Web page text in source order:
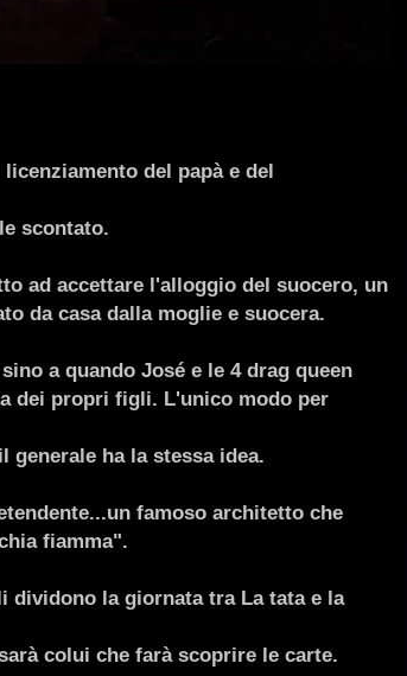
del papà e del
scontato.
ad accettare l'alloggio del suocero, un
da casa dalla moglie e suocera.
a quando José e le 4 drag queen
dei propri figli. L'unico modo per
ha la stessa idea.
famoso architetto che
fiamma".
dividono la giornata tra La tata e la
colui che farà scoprire le carte.